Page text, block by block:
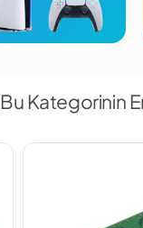
Bu Kategorinin